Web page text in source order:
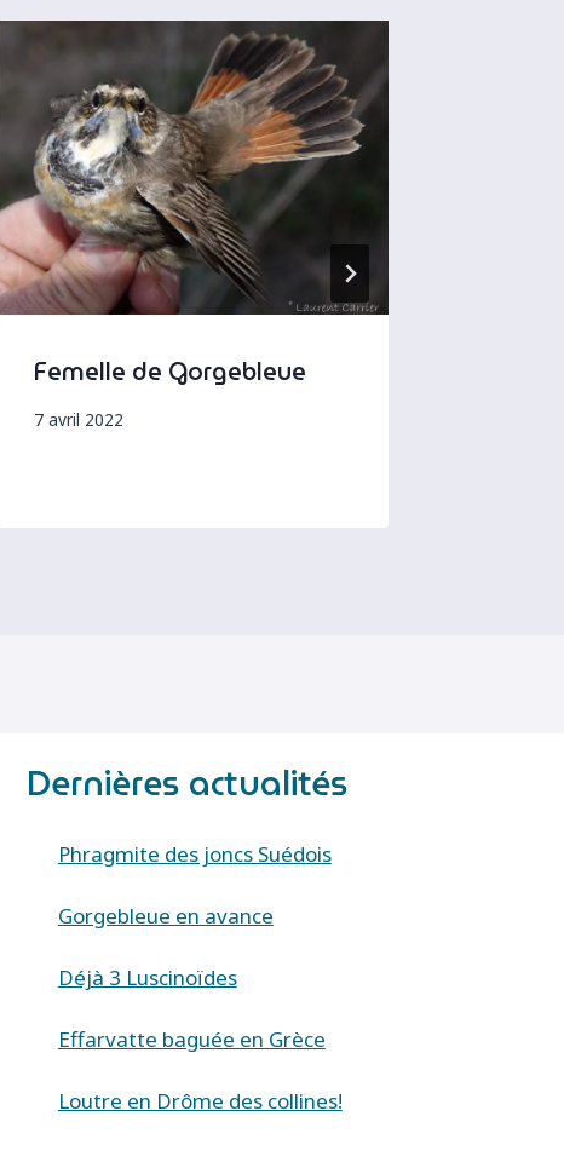
Femelle de Gorgebleue
7 avril 2022
Dernières actualités
Phragmite des joncs Suédois
Gorgebleue en avance
Déjà 3 Luscinoïdes
Effarvatte baguée en Grèce
Loutre en Drôme des collines!